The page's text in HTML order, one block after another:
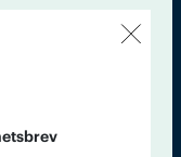
In English